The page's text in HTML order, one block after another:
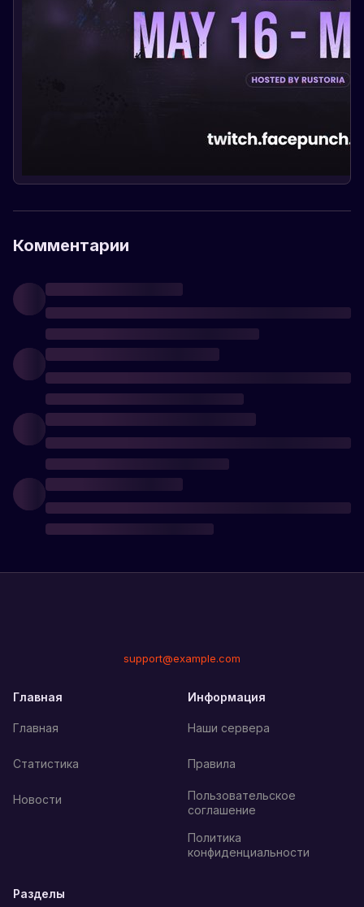
Комментарии
support@example.com
Главная
Главная
Статистика
Новости
Информация
Наши сервера
Правила
Пользовательское
соглашение
Политика
конфиденциальности
Разделы